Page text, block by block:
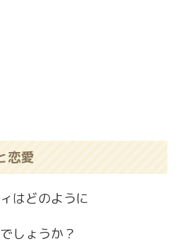
恋愛
はどのように
しょうか？